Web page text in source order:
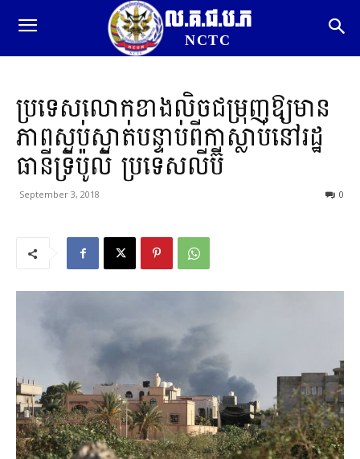
ល.គ.ជ.ប.ភ
NCTC
ប្រទេសលោកខាងលិចជម្រុញឱ្យមាន
ភាពស្ងប់ស្ងាត់បន្ទាប់ពីកាស្លាប់នៅរដ្ឋ
ធានីទ្រីប៉ូលី ប្រទេសលីប៊ី
September 3, 2018 0